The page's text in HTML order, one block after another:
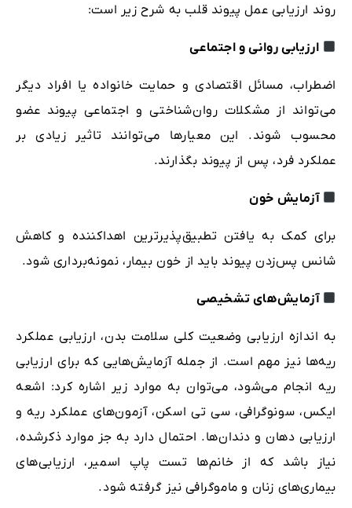
روند ارزیابی عمل پیوند قلب به شرح زیر است:
ارزیابی روانی و اجتماعی
اضطراب، مسائل اقتصادی و حمایت خانواده یا افراد دیگر
می‌تواند از مشکلات روان‌شناختی و اجتماعی پیوند عضو
محسوب شوند. این معیارها می‌توانند تاثیر زیادی بر
عملکرد فرد، پس از پیوند بگذارند.
آزمایش خون
برای کمک به یافتن تطبیق‌پذیرترین اهداکننده و کاهش
شانس پس‌زدن پیوند باید از خون بیمار، نمونه‌برداری شود.
آزمایش‌های تشخیصی
به اندازه ارزیابی وضعیت کلی سلامت بدن، ارزیابی عملکرد
ریه‌ها نیز مهم است. از جمله آزمایش‌هایی که برای ارزیابی
ریه انجام می‌‌شود، می‌توان به موارد زیر اشاره کرد: اشعه
ایکس، سونوگرافی، سی تی اسکن، آزمون‌های عملکرد ریه و
ارزیابی دهان و دندان‌ها. احتمال دارد به جز موارد ذکرشده،
نیاز باشد که از خانم‌ها تست پاپ اسمیر، ارزیابی‌های
بیماری‌های زنان و ماموگرافی نیز گرفته شود.